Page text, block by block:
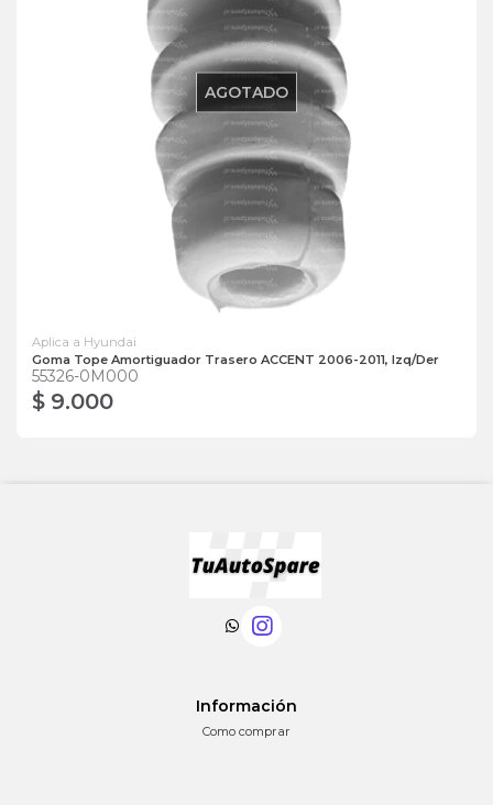
AGOTADO
Aplica a Hyundai
Goma Tope Amortiguador Trasero ACCENT 2006-2011, Izq/Der
55326-0M000
$ 9.000
Información
Como comprar